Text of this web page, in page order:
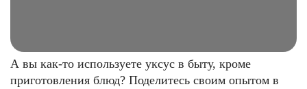
А вы как-то используете уксус в быту, кроме
приготовления блюд? Поделитесь своим опытом в